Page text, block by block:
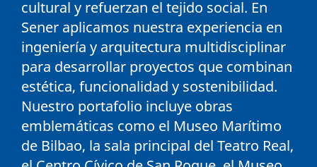
cultural y refuerzan el tejido social. En
Sener aplicamos nuestra experiencia en
ingeniería y arquitectura multidisciplinar
para desarrollar proyectos que combinan
estética, funcionalidad y sostenibilidad.
Nuestro portafolio incluye obras
emblemáticas como el Museo Marítimo
de Bilbao, la sala principal del Teatro Real,